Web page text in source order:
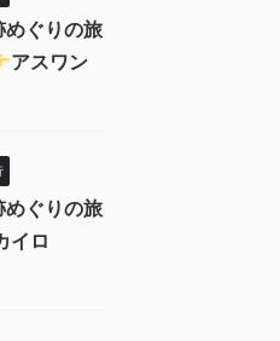
めぐりの旅
アスワン
めぐりの旅
イロ